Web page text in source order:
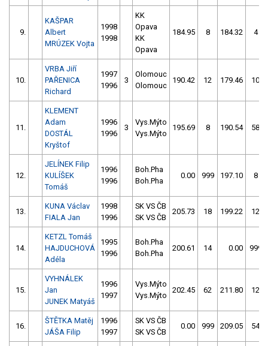
9.
KAŠPAR
Albert
MRÚZEK Vojta
1998
1998
KK
Opava
KK
Opava
184.95 8 184.32 4
10.
VRBA Jiří
PAŘENICA
Richard
1997
1996
3
Olomouc
Olomouc
190.42 12 179.46 10
11.
KLEMENT
Adam
DOSTÁL
Kryštof
1996
1996
3
Vys.Mýto
Vys.Mýto
195.69 8 190.54 58
12.
JELÍNEK Filip
KULÍŠEK
Tomáš
1996
1996
Boh.Pha
Boh.Pha
0.00 999 197.10 8
13.
KUNA Václav
FIALA Jan
1998
1996
SK VS ČB
SK VS ČB
205.73 18 199.22 12
14.
KETZL Tomáš
HAJDUCHOVÁ
Adéla
1995
1996
Boh.Pha
Boh.Pha
200.61 14 0.00 999
15.
VYHNÁLEK
Jan
JUNEK Matyáš
1996
1997
Vys.Mýto
Vys.Mýto
202.45 62 211.80 12
16.
ŠTĚTKA Matěj
JÁŠA Filip
1996
1997
SK VS ČB
SK VS ČB
0.00 999 209.05 54